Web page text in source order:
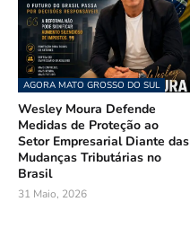
AGORA MATO GROSSO DO SUL
Wesley Moura Defende
Medidas de Proteção ao
Setor Empresarial Diante das
Mudanças Tributárias no
Brasil
31 Maio, 2026